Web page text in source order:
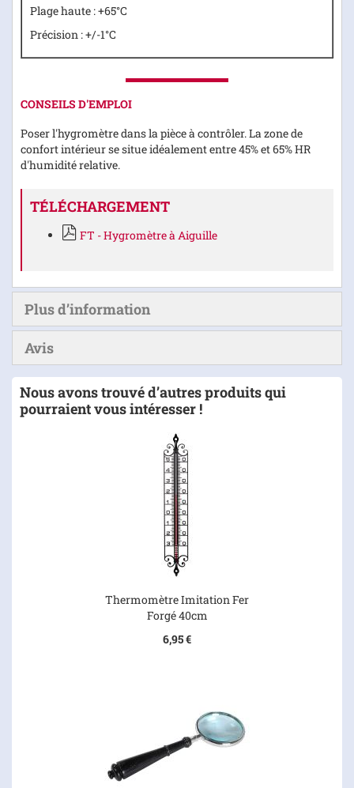
Plage haute : +65°C
Précision : +/-1°C
CONSEILS D'EMPLOI
Poser l'hygromètre dans la pièce à contrôler. La zone de
confort intérieur se situe idéalement entre 45% et 65% HR
d'humidité relative.
TÉLÉCHARGEMENT
FT - Hygromètre à Aiguille
Plus d’information
Avis
Nous avons trouvé d’autres produits qui
pourraient vous intéresser !
Thermomètre Imitation Fer
Forgé 40cm
6,95 €